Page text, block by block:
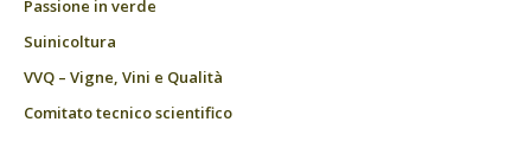
Passione in verde
Suinicoltura
VVQ – Vigne, Vini e Qualità
Comitato tecnico scientifico